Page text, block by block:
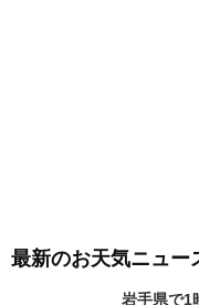
最新のお天気ニュー
岩手県で1